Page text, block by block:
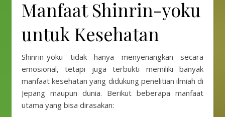
Manfaat Shinrin-yoku
untuk Kesehatan
Shinrin-yoku tidak hanya menyenangkan secara
emosional, tetapi juga terbukti memiliki banyak
manfaat kesehatan yang didukung penelitian ilmiah di
Jepang maupun dunia. Berikut beberapa manfaat
utama yang bisa dirasakan: